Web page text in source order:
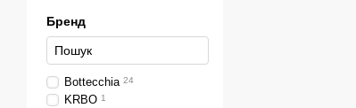
Бренд
Bottecchia 24
KRBO 1